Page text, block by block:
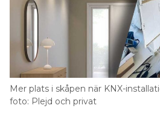
Mer plats i skåpen när KNX-
foto: Plejd och privat